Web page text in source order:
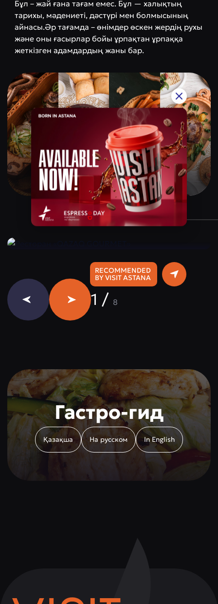
Бұл – жай ғана тағам емес. Бұл — халықтың
тарихы, мәдениеті, дәстүрі мен болмысының
айнасы.Әр тағамда – өнімдер өскен жердің рухы
және оны ғасырлар бойы ұрпақтан ұрпаққа
жеткізген адамдардың жаны бар.
RECOMMENDED
BY VISIT ASTANA
Qazaq Gourmet
Баға санаты $$$$$
Instagram:@qazaq.gourmet
1 / 8
Гастро-гид
Қазақша На русском In English